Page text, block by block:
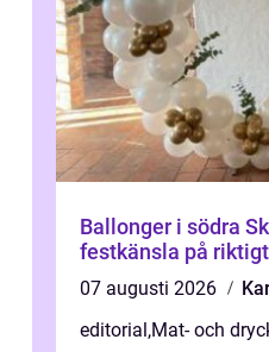
Ballonger i södra
festkänsla på riktigt
07 augusti 2026
editorial,Mat- och